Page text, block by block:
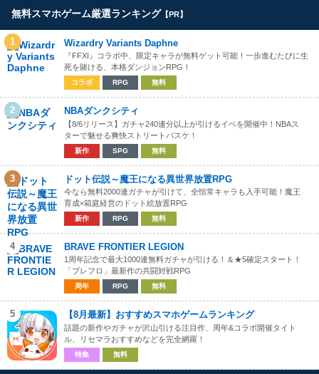
無料スマホゲーム厳選ランキング 【PR】
1 Wizardry Variants Daphne
『FFXI』コラボ中、限定キャラが無料ゲット可能！一歩進むたびに生
死を賭ける、本格ダンジョンRPG！
コラボ RPG 無料
2 NBAダンクシティ
【8/6リリース】ガチャ240連分以上が引けるイベを開催中！NBAス
ターで魅せる爽快ストリートバスケ！
新作 SPG 無料
3 ドット伝説～魔王になる異世界放置RPG
今なら無料2000連ガチャが引けて、全恒常キャラも入手可能！魔王
育成×箱庭経営のドット絵放置RPG
新作 RPG 無料
4 BRAVE FRONTIER LEGION
1周年記念で最大1000連無料ガチャが引ける！＆★5確定スタート！
「ブレフロ」最新作の共闘対戦RPG
周年 RPG 無料
5 【8月最新】おすすめスマホゲームランキング
話題の新作やガチャが沢山引ける注目作、周年&コラボ開催タイト
ル、リセマラおすすめなどを完全網羅！
特集 無料